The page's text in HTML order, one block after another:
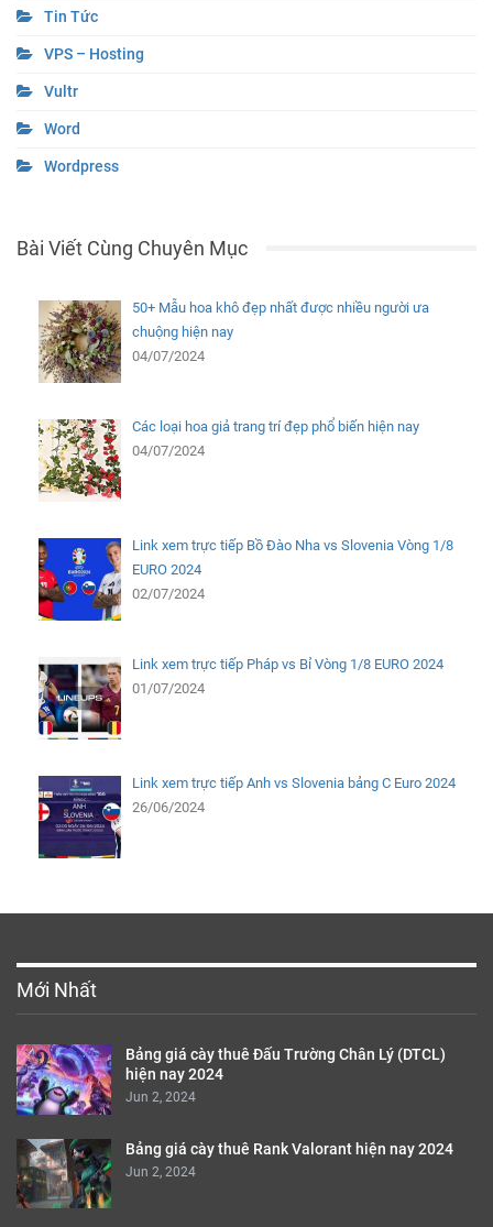
Tin Tức
VPS – Hosting
Vultr
Word
Wordpress
Bài Viết Cùng Chuyên Mục
50+ Mẫu hoa khô đẹp nhất được nhiều người ưa
chuộng hiện nay
04/07/2024
Các loại hoa giả trang trí đẹp phổ biến hiện nay
04/07/2024
Link xem trực tiếp Bồ Đào Nha vs Slovenia Vòng 1/8
EURO 2024
02/07/2024
Link xem trực tiếp Pháp vs Bỉ Vòng 1/8 EURO 2024
01/07/2024
Link xem trực tiếp Anh vs Slovenia bảng C Euro 2024
26/06/2024
Mới Nhất
Bảng giá cày thuê Đấu Trường Chân Lý (DTCL)
hiện nay 2024
Jun 2, 2024
Bảng giá cày thuê Rank Valorant hiện nay 2024
Jun 2, 2024